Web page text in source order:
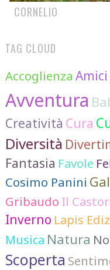
CORNELIO
TAG CLOUD
Accoglienza Amici
Avventura
Creatività Cura
Diversità
Fantasia Favole
Cosimo Panini
Gribaudo Il
Inverno Lapis
Musica Natura
Scoperta